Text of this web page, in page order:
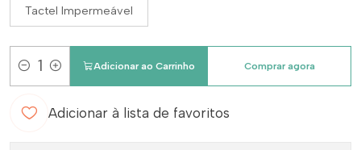
Tactel Impermeável
Quantidade
Adicionar ao Carrinho Comprar agora
Adicionar à lista de favoritos